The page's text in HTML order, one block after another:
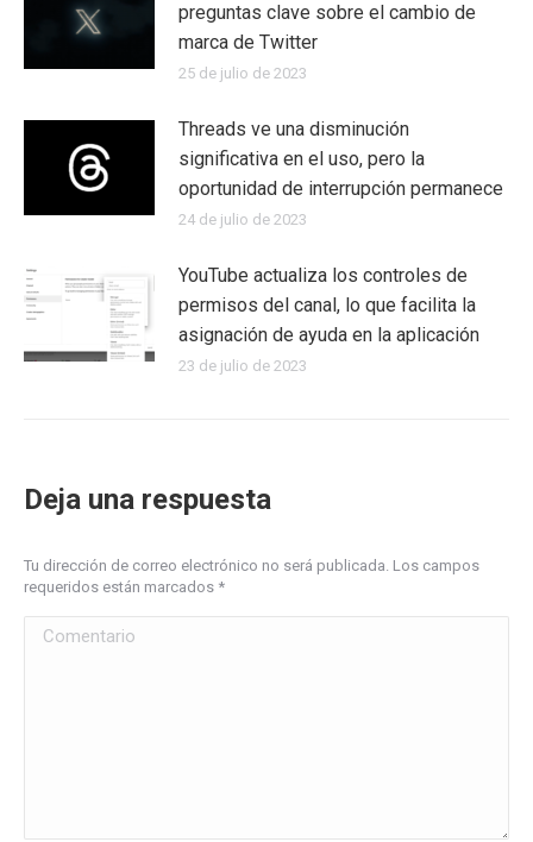
preguntas clave sobre el cambio de
marca de Twitter
25 de julio de 2023
Threads ve una disminución
significativa en el uso, pero la
oportunidad de interrupción permanece
24 de julio de 2023
YouTube actualiza los controles de
permisos del canal, lo que facilita la
asignación de ayuda en la aplicación
23 de julio de 2023
Deja una respuesta
Tu dirección de correo electrónico no será publicada. Los campos
requeridos están marcados *
Comentario